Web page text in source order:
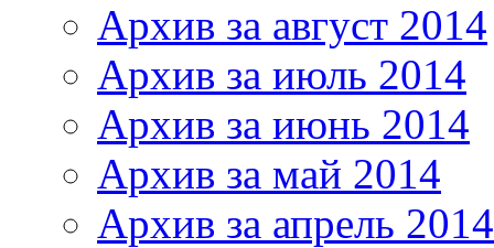
Архив за август 2014
Архив за июль 2014
Архив за июнь 2014
Архив за май 2014
Архив за апрель 2014